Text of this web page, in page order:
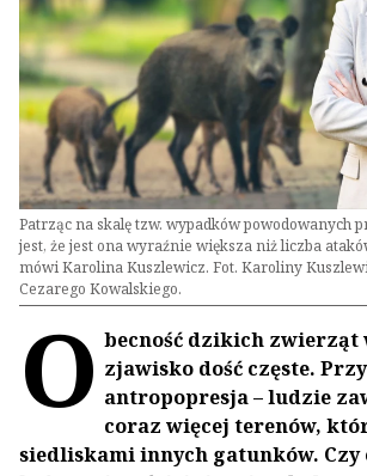
Patrząc na skalę tzw. wypadków powodowanych
jest, że jest ona wyraźnie większa niż liczba
mówi Karolina Kuszlewicz. Fot. Karoliny
Cezarego Kowalskiego.
O becność dzikich zwierząt
zjawisko dość częste.
antropopresja – ludzie
coraz więcej terenów,
siedliskami innych gatunków. Czy